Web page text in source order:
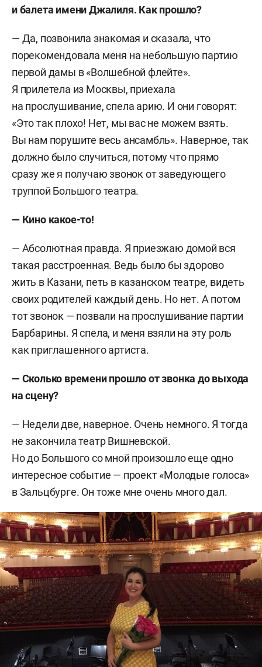
и балета имени Джалиля. Как прошло?
— Да, позвонила знакомая и сказала, что
порекомендовала меня на небольшую партию
первой дамы в «Волшебной флейте».
Я прилетела из Москвы, приехала
на прослушивание, спела арию. И они говорят:
«Это так плохо! Нет, мы вас не можем взять.
Вы нам порушите весь ансамбль». Наверное, так
должно было случиться, потому что прямо
сразу же я получаю звонок от заведующего
труппой Большого театра.
— Кино какое-то!
— Абсолютная правда. Я приезжаю домой вся
такая расстроенная. Ведь было бы здорово
жить в Казани, петь в казанском театре, видеть
своих родителей каждый день. Но нет. А потом
тот звонок — позвали на прослушивание партии
Барбарины. Я спела, и меня взяли на эту роль
как приглашенного артиста.
— Сколько времени прошло от звонка до выхода
на сцену?
— Недели две, наверное. Очень немного. Я тогда
не закончила театр Вишневской.
Но до Большого со мной произошло еще одно
интересное событие — проект «Молодые голоса»
в Зальцбурге. Он тоже мне очень много дал.